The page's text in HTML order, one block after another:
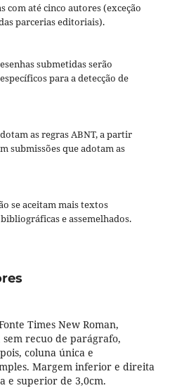
com até cinco autores (exceção
parcerias editoriais).
submetidas serão
para a detecção de
as regras ABNT, a partir
submissões que adotam as
se aceitam mais textos
e assemelhados.
Times New Roman,
recuo de parágrafo,
coluna única e
Margem inferior e direita
e superior de 3,0cm.